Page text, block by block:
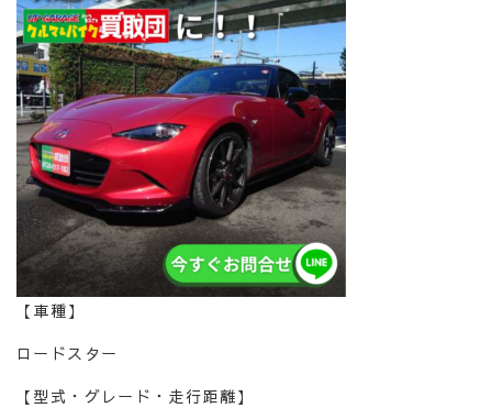
【車種】
ロードスター
【型式・グレード・走行距離】